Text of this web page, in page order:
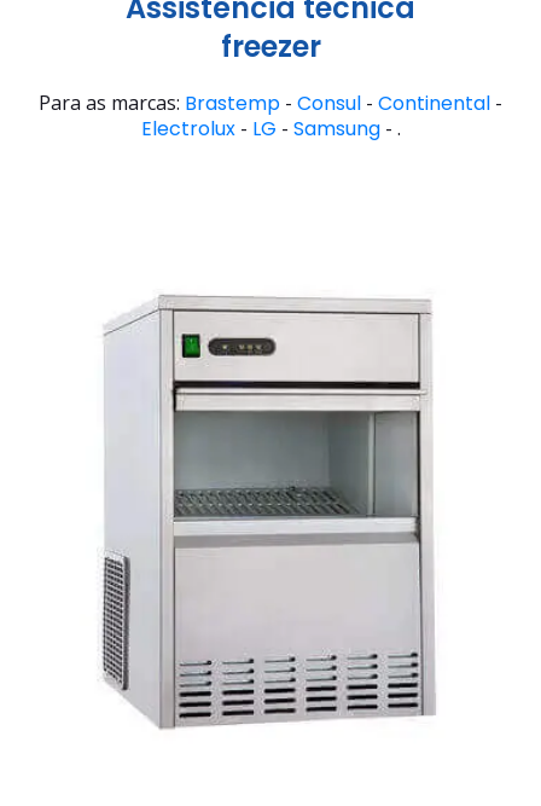
freezer
Para as marcas: Brastemp - Consul - Continental -
Electrolux- LG - Samsung- .